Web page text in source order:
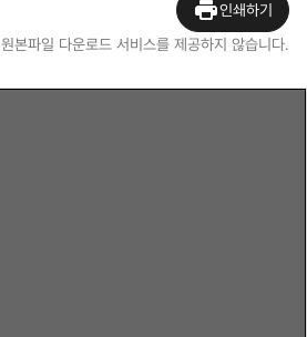
인쇄하기
원본파일 다운로드 서비스를 제공하지 않습니다.